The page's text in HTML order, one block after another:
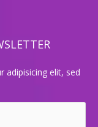
adipisicing elit, sed